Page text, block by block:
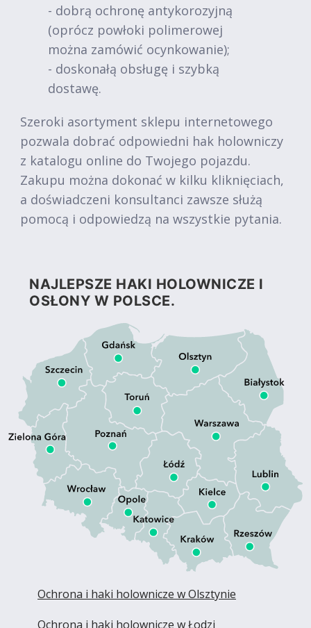
- dobrą ochronę antykorozyjną
(oprócz powłoki polimerowej
można zamówić ocynkowanie);
- doskonałą obsługę i szybką
dostawę.
Szeroki asortyment sklepu internetowego
pozwala dobrać odpowiedni hak holowniczy
z katalogu online do Twojego pojazdu.
Zakupu można dokonać w kilku kliknięciach,
a doświadczeni konsultanci zawsze służą
pomocą i odpowiedzą na wszystkie pytania.
NAJLEPSZE HAKI HOLOWNICZE I
OSŁONY W POLSCE.
Ochrona i haki holownicze w Olsztynie
Ochrona i haki holownicze w Łodzi